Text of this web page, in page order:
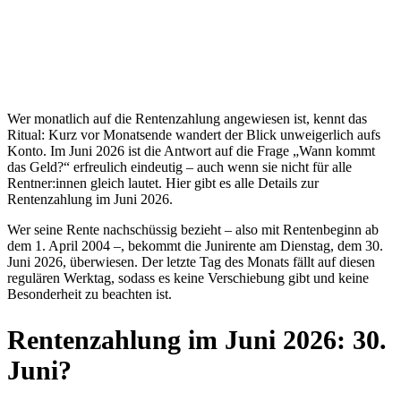
Wer monatlich auf die Rentenzahlung angewiesen ist, kennt das
Ritual: Kurz vor Monatsende wandert der Blick unweigerlich aufs
Konto. Im Juni 2026 ist die Antwort auf die Frage „Wann kommt
das Geld?“ erfreulich eindeutig – auch wenn sie nicht für alle
Rentner:innen gleich lautet. Hier gibt es alle Details zur
Rentenzahlung im Juni 2026.
Wer seine Rente nachschüssig bezieht – also mit Rentenbeginn ab
dem 1. April 2004 –, bekommt die Junirente am Dienstag, dem 30.
Juni 2026, überwiesen. Der letzte Tag des Monats fällt auf diesen
regulären Werktag, sodass es keine Verschiebung gibt und keine
Besonderheit zu beachten ist.
Rentenzahlung im Juni 2026: 30.
Juni?